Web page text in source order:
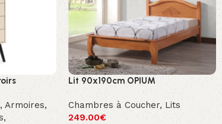
,Armoires,
,
Lit 90x190cm OPIUM
Chambres à Coucher, Lits
249.00€